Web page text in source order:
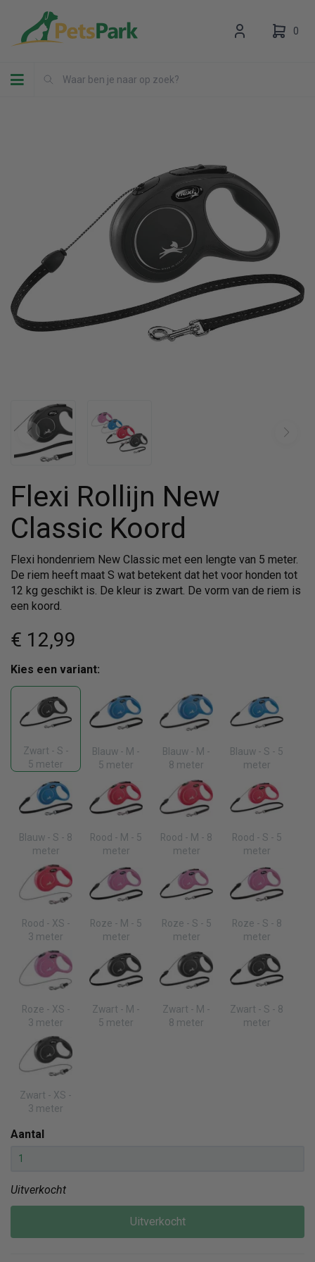
Toggle navigation
0
Uw winkelwagen is leeg.
Vul hem met producten.
Flexi Rollijn New
Classic Koord
Flexi hondenriem New Classic met een lengte van 5 meter.
De riem heeft maat S wat betekent dat het voor honden tot
12 kg geschikt is. De kleur is zwart. De vorm van de riem is
een koord.
€ 12,99
Kies een variant:
Zwart - S -
5 meter
Blauw - M -
5 meter
Blauw - M -
8 meter
Blauw - S - 5
meter
Blauw - S - 8
meter
Rood - M - 5
meter
Rood - M - 8
meter
Rood - S - 5
meter
Rood - XS -
3 meter
Roze - M - 5
meter
Roze - S - 5
meter
Roze - S - 8
meter
Roze - XS -
3 meter
Zwart - M -
5 meter
Zwart - M -
8 meter
Zwart - S - 8
meter
Zwart - XS -
3 meter
Aantal
Uitverkocht
Uitverkocht